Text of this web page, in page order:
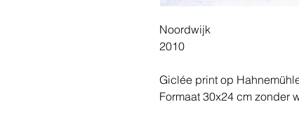
Noordwijk
2010
Giclée print op
Formaat 30x24 cm zonder